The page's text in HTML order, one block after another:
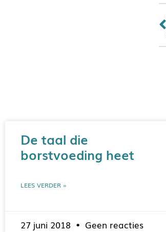
De taal die
borstvoeding heet
LEES VERDER »
27 juni 2018 Geen reacties